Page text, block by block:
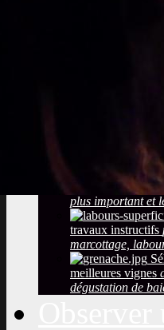
maturation,
plus important et
travaux instructifs
marcottage,
meilleures vignes
dégustation de